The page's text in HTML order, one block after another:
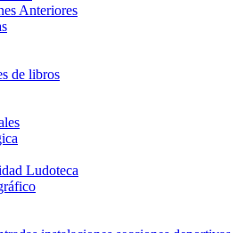
Anteriores
de libros
Ludoteca